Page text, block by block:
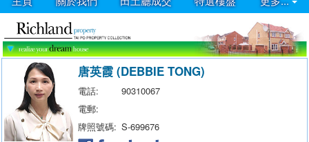
唐英霞 (DEBBIE TONG)
電話:
90310067
電郵:
牌照號碼: S-699676